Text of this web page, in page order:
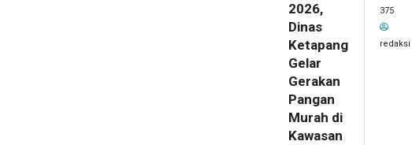
2026,
Dinas
Ketapang
Gelar
Gerakan
Pangan
Murah di
Kawasan
375
redaksi